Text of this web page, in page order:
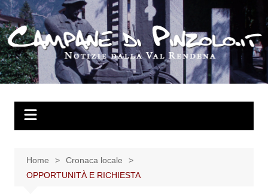
Salta
al
contenuto
Home
Cronaca locale
OPPORTUNITÀ E RICHIESTA